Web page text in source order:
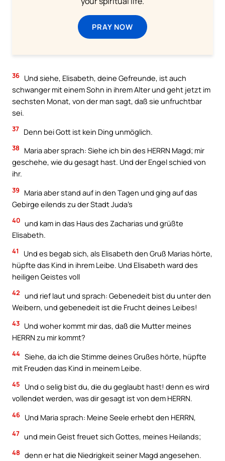
PRAY NOW
36 Und siehe, Elisabeth, deine Gefreunde, ist auch
schwanger mit einem Sohn in ihrem Alter und geht jetzt im
sechsten Monat, von der man sagt, daß sie unfruchtbar
sei.
37 Denn bei Gott ist kein Ding unmöglich.
38
Maria aber sprach: Siehe ich bin des HERRN Magd; mir
geschehe, wie du gesagt hast. Und der Engel schied von
ihr.
39
Maria aber stand auf in den Tagen und ging auf das
Gebirge eilends zu der Stadt Juda’s
40 und kam in das Haus des Zacharias und grüßte
Elisabeth.
41
Und es begab sich, als Elisabeth den Gruß Marias hörte,
hüpfte das Kind in ihrem Leibe. Und Elisabeth ward des
heiligen Geistes voll
42 und rief laut und sprach: Gebenedeit bist du unter den
Weibern, und gebenedeit ist die Frucht deines Leibes!
43 Und woher kommt mir das, daß die Mutter meines
HERRN zu mir kommt?
44 Siehe, da ich die Stimme deines Grußes hörte, hüpfte
mit Freuden das Kind in meinem Leibe.
45
Und o selig bist du, die du geglaubt hast! denn es wird
vollendet werden, was dir gesagt ist von dem HERRN.
46 Und Maria sprach: Meine Seele erhebt den HERRN,
47 und mein Geist freuet sich Gottes, meines Heilands;
48 denn er hat die Niedrigkeit seiner Magd angesehen.